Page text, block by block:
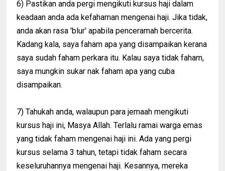
6) Pastikan anda pergi mengikuti kursus haji dalam
keadaan anda ada kefahaman mengenai haji. Jika tidak,
anda akan rasa 'blur' apabila penceramah bercerita.
Kadang kala, saya faham apa yang disampaikan kerana
saya sudah faham perkara itu. Kalau saya tidak faham,
saya mungkin sukar nak faham apa yang cuba
disampaikan.
7) Tahukah anda, walaupun para jemaah mengikuti
kursus haji ini, Masya Allah. Terlalu ramai warga emas
yang tidak faham mengenai haji ini. Ada yang pergi
kursus selama 3 tahun, tetapi tidak faham secara
keseluruhannya mengenai haji. Kesannya, mereka